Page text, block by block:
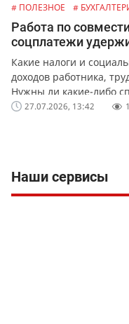
# ПОЛЕЗНОЕ #
Работа по
соцплатежи
Какие налоги и
доходов работника,
Нужны ли какие-либо
27.07.2026, 13:42
Наши сервисы